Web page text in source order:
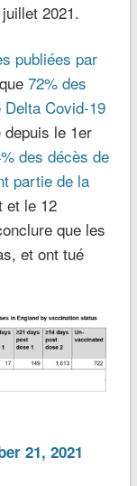
2021.
publiées par
72% des
Covid-19
depuis le 1er
des décès de
partie de la
et le 12
que les
et ont tué
21, 2021